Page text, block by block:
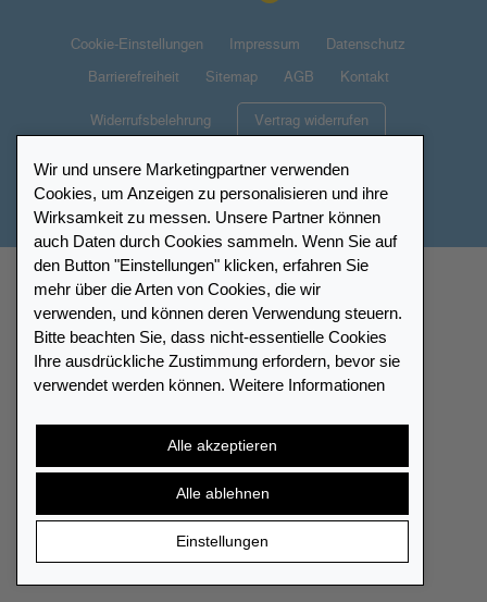
Wir und unsere Marketingpartner verwenden
Cookies, um Anzeigen zu personalisieren und ihre
Wirksamkeit zu messen. Unsere Partner können
auch Daten durch Cookies sammeln. Wenn Sie auf
den Button "Einstellungen" klicken, erfahren Sie
mehr über die Arten von Cookies, die wir
verwenden, und können deren Verwendung steuern.
Bitte beachten Sie, dass nicht-essentielle Cookies
Ihre ausdrückliche Zustimmung erfordern, bevor sie
verwendet werden können. Weitere Informationen
Alle akzeptieren
Alle ablehnen
Einstellungen
Cookie-Einstellungen Impressum Datenschutz
Barrierefreiheit Sitemap AGB Kontakt
Widerrufsbelehrung Vertrag widerrufen
© 2026 LEUCHTTURM. Alle Rechte vorbehalten.